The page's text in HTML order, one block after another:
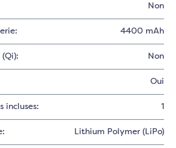
Non
4400 mAh
Non
Oui
incluses: 1
Lithium Polymer (LiPo)